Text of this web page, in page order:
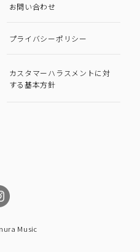
お問い合わせ
プライバシーポリシー
カスタマーハラスメントに対
する基本方針
Music